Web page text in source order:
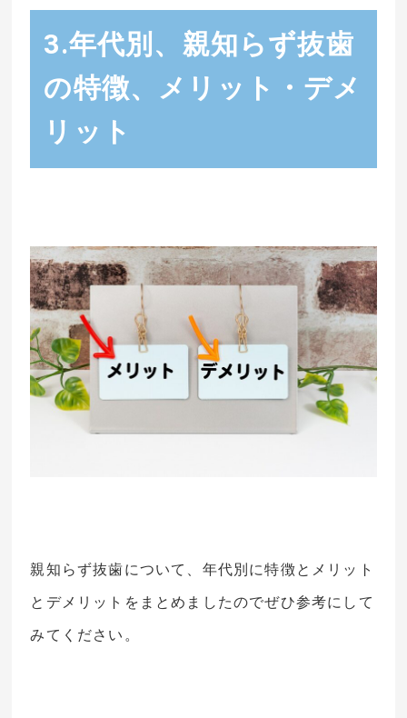
3.年代別、親知らず抜歯
の特徴、メリット・デメ
リット
親知らず抜歯について、年代別に特徴とメリット
とデメリットをまとめましたのでぜひ参考にして
みてください。